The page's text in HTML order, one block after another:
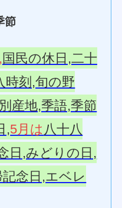
節
国民の休日,二十
時刻,旬の野
産地,季語,季節
,5月は 八十八
日,みどりの日,
念日,エベレ